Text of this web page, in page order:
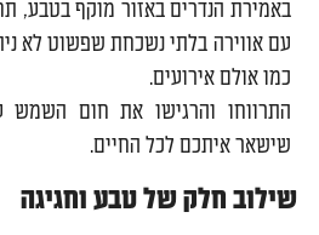
באמירת הנדרים באזור מוקף בטבע,
עם אווירה בלתי נשכחת שפשוט לא
כמו אולם אירועים.
התרווחו והרגישו את חום השמש
שישאר איתכם לכל החיים.
שילוב חלק של טבע וחגיגה